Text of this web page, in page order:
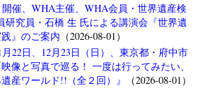
開催、WHA主催、WHA会員・世界遺産検
研究員・石橋 生 氏による講演会『世界遺
』のご案内 （2026-08-01）
月22日、12月23日（日）、東京都・府中市
像と写真で巡る！ 一度は行ってみたい、
産ワールド!!（全２回）』
（2026-08-01）